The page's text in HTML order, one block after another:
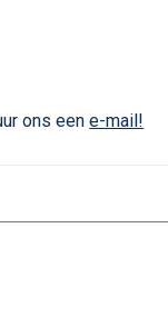
ons eene-mail!